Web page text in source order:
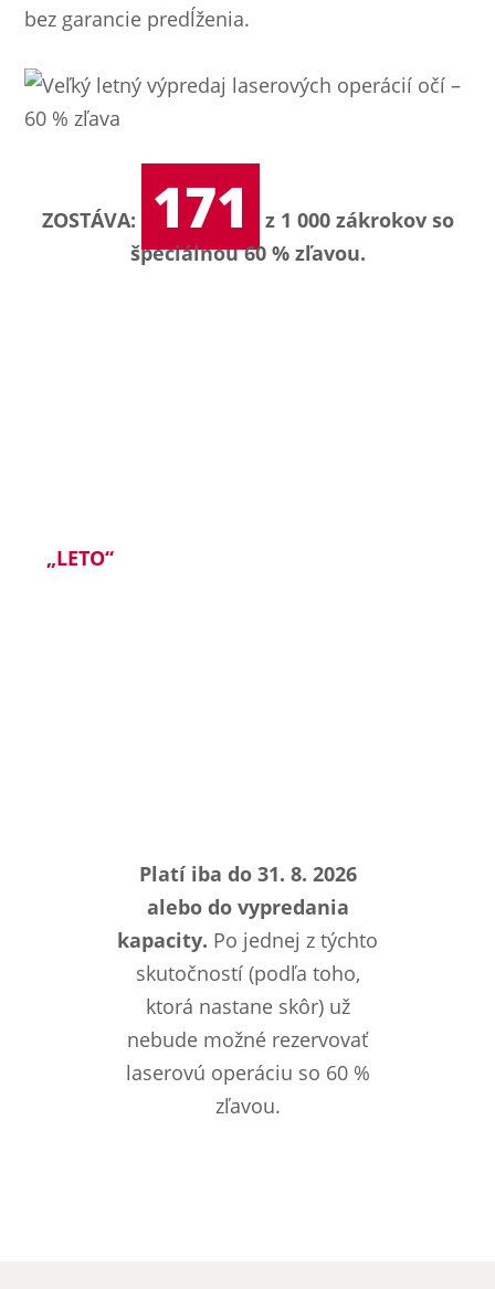
bez garancie predĺženia.
ZOSTÁVA: 171
z 1 000 zákrokov so
špeciálnou 60 % zľavou.
„LETO“
Platí iba do 31. 8. 2026
alebo do vypredania
kapacity. Po jednej z týchto
skutočností (podľa toho,
ktorá nastane skôr) už
nebude možné rezervovať
laserovú operáciu so 60 %
zľavou.